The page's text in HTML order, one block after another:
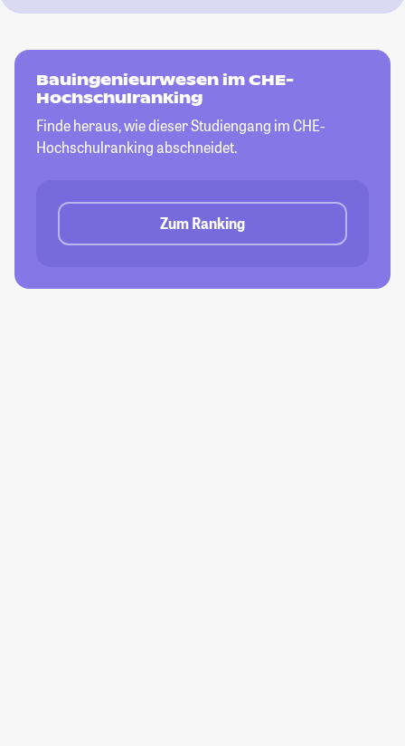
Bauingenieurwesen im CHE-
Hochschulranking
Finde heraus, wie dieser Studiengang im CHE-
Hochschulranking abschneidet.
Zum Ranking